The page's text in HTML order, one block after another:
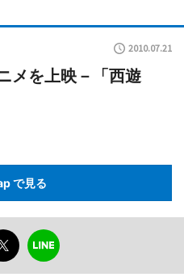
2010.07.21
メを上映－「西遊
で見る